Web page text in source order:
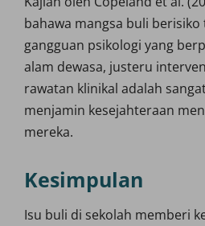
bahawa mangsa buli
gangguan psikologi yang
alam dewasa, justeru
rawatan klinikal adalah
menjamin kesejahteraan
mereka.
Kesimpulan
Isu buli di sekolah memberi